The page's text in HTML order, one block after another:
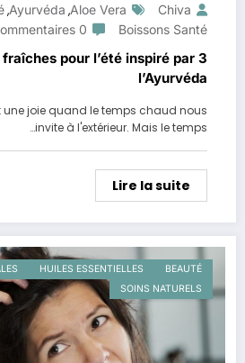
Chiva
Aloe Vera
,
Ayurvéda
,
Boissons Santé
0 Commentaires
fraîches pour l’été inspiré par
l’Ayurvéda
une joie quand le temps chaud nous
invite à l'extérieur. Mais le temps…
Lire la suite
BEAUTÉ
HUILES ESSENTIELLES
SOINS NATURELS